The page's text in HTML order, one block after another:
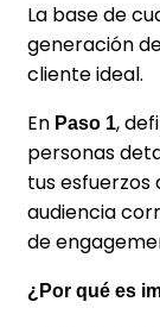
La base de
generación
cliente ideal.
En Paso 1,
personas
tus
audiencia
de
¿Por qué es